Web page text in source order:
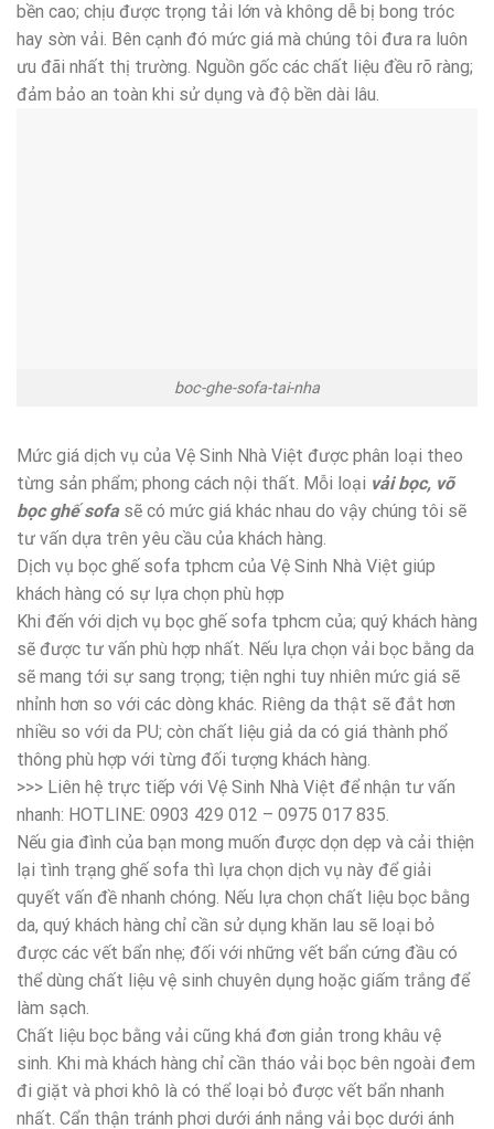
bền cao; chịu được trọng tải lớn và không dễ bị bong tróc
hay sờn vải. Bên cạnh đó mức giá mà chúng tôi đưa ra luôn
ưu đãi nhất thị trường. Nguồn gốc các chất liệu đều rõ ràng;
đảm bảo an toàn khi sử dụng và độ bền dài lâu.
boc-ghe-sofa-tai-nha
Mức giá dịch vụ của Vệ Sinh Nhà Việt được phân loại theo
từng sản phẩm; phong cách nội thất. Mỗi loại vải bọc, võ
bọc ghế sofasẽ có mức giá khác nhau do vậy chúng tôi sẽ
tư vấn dựa trên yêu cầu của khách hàng.
Dịch vụ bọc ghế sofa tphcm của Vệ Sinh Nhà Việt giúp
khách hàng có sự lựa chọn phù hợp
Khi đến với dịch vụ bọc ghế sofa tphcm của; quý khách hàng
sẽ được tư vấn phù hợp nhất. Nếu lựa chọn vải bọc bằng da
sẽ mang tới sự sang trọng; tiện nghi tuy nhiên mức giá sẽ
nhỉnh hơn so với các dòng khác. Riêng da thật sẽ đắt hơn
nhiều so với da PU; còn chất liệu giả da có giá thành phổ
thông phù hợp với từng đối tượng khách hàng.
>>> Liên hệ trực tiếp với Vệ Sinh Nhà Việt để nhận tư vấn
nhanh: HOTLINE: 0903 429 012 – 0975 017 835.
Nếu gia đình của bạn mong muốn được dọn dẹp và cải thiện
lại tình trạng ghế sofa thì lựa chọn dịch vụ này để giải
quyết vấn đề nhanh chóng. Nếu lựa chọn chất liệu bọc bằng
da, quý khách hàng chỉ cần sử dụng khăn lau sẽ loại bỏ
được các vết bẩn nhẹ; đối với những vết bẩn cứng đầu có
thể dùng chất liệu vệ sinh chuyên dụng hoặc giấm trắng để
làm sạch.
Chất liệu bọc bằng vải cũng khá đơn giản trong khâu vệ
sinh. Khi mà khách hàng chỉ cần tháo vải bọc bên ngoài đem
đi giặt và phơi khô là có thể loại bỏ được vết bẩn nhanh
nhất. Cẩn thận tránh phơi dưới ánh nắng vải bọc dưới ánh